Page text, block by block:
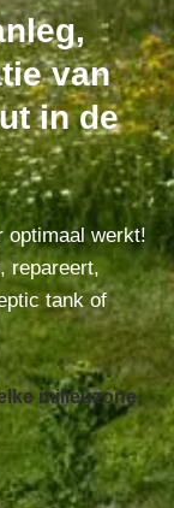
van
in de
optimaal werkt!
repareert,
tank of
milieuzone,